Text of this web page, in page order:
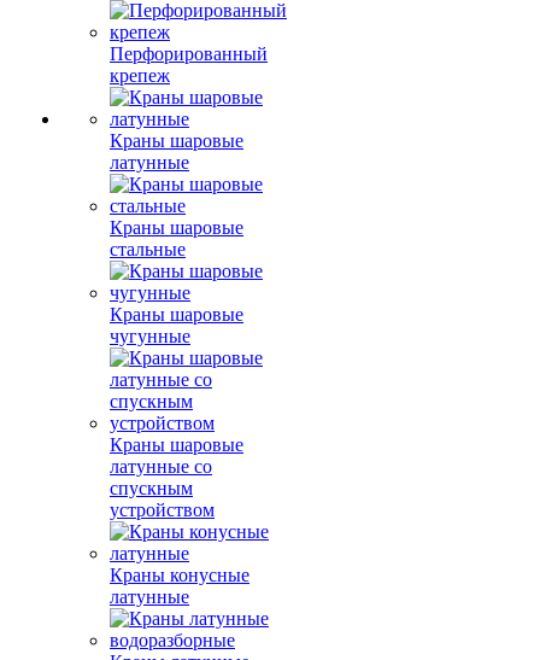
Перфорированный
крепеж
Краны шаровые
латунные
Краны шаровые
стальные
Краны шаровые
чугунные
Краны шаровые
латунные со
спускным
устройством
Краны конусные
латунные